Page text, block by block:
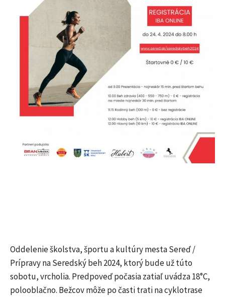
Oddelenie školstva, športu a kultúry mesta Sereď /
Prípravy na Seredský beh 2024, ktorý bude už túto
sobotu, vrcholia. Predpoveď počasia zatiaľ uvádza 18°C,
polooblačno. Bežcov môže po časti trati na cyklotrase